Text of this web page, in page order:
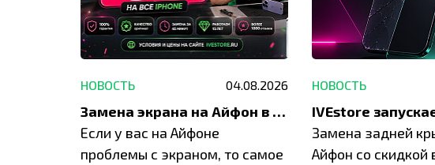
НОВОСТЬ 04.08.2026
Замена экрана на Айфон в Москве и Балашихе
Если у вас на Айфоне
проблемы с экраном, то самое
НОВОСТЬ
Замена задней
Айфон со скидкой